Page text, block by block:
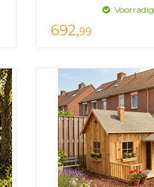
Voorradig
692,99